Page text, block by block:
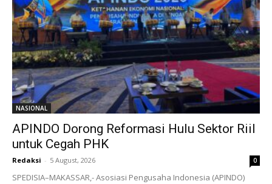
NASIONAL
APINDO Dorong Reformasi Hulu Sektor Riil
untuk Cegah PHK
Redaksi - 5 August, 2026 0
SPEDISIA–MAKASSAR,- Asosiasi Pengusaha Indonesia (APINDO)